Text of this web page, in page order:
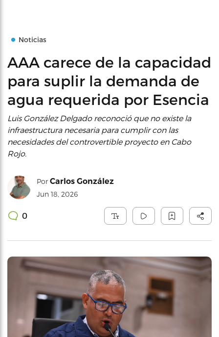
Noticias
AAA carece de la capacidad
para suplir la demanda de
agua requerida por Esencia
Luis González Delgado reconoció que no existe la
infraestructura necesaria para cumplir con las
necesidades del controvertible proyecto en Cabo
Rojo.
Por Carlos González
Jun 18, 2026
0